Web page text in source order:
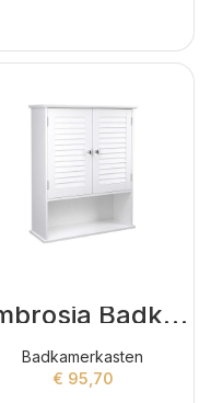
Ambrosia Badkamerkasten Wit
Badkamerkasten
€ 95,70